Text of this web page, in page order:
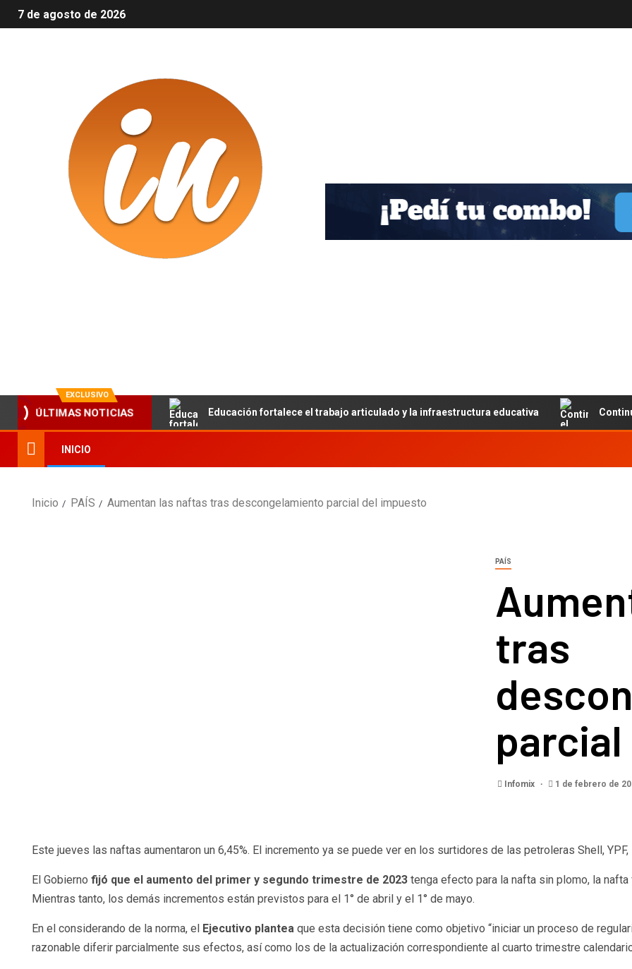
7 de agosto de 2026
EXCLUSIVO
ÚLTIMAS NOTICIAS Educación fortalece el trabajo articulado y la infraestructura educativa
INICIO
Inicio PAÍS Aumentan las naftas tras descongelamiento parcial del impuesto
PAÍS
tras
Infomix 1 de febrero de
Este jueves las naftas aumentaron un 6,45%. El incremento ya se puede ver en los surtidores de las petroleras Shell, YPF,
El Gobierno fijó que el aumento del primer y segundo trimestre de 2023 tenga efecto para la nafta sin plomo, la
Mientras tanto, los demás incrementos están previstos para el 1° de abril y el 1° de mayo.
En el considerando de la norma, el Ejecutivo plantea que esta decisión tiene como objetivo “iniciar un proceso de
razonable diferir parcialmente sus efectos, así como los de la actualización correspondiente al cuarto trimestre